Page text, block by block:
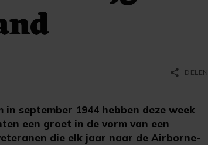
in september 1944 hebben deze week
een groet in de vorm van een
die elk jaar naar de Airborne-
share DELEN